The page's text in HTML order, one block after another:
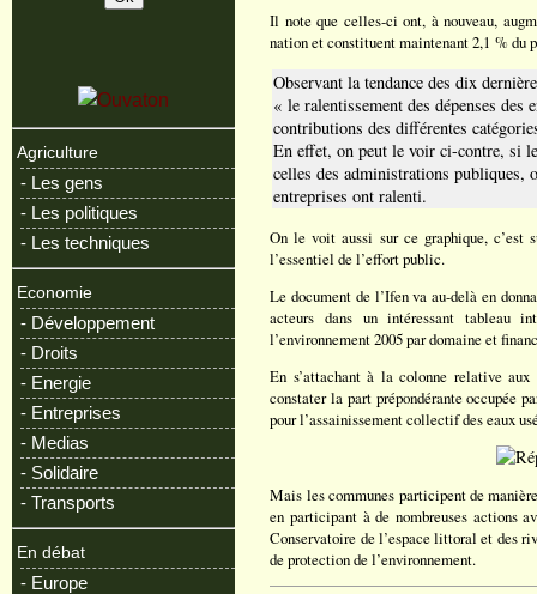
Agriculture
- Les gens
- Les politiques
- Les techniques
Economie
- Développement
- Droits
- Energie
- Entreprises
- Medias
- Solidaire
- Transports
En débat
- Europe
Il note que celles-ci ont, à nouveau,
nation et constituent maintenant 2,1 % du
Observant la tendance des dix
« le ralentissement des dépenses
contributions des différentes
En effet, on peut le voir ci-contre, si
celles des administrations publiques,
entreprises ont ralenti.
On le voit aussi sur ce graphique, c’est
l’essentiel de l’effort public.
Le document de l’Ifen va au-delà en
acteurs dans un intéressant tableau
l’environnement 2005 par domaine et
En s’attachant à la colonne relative
constater la part prépondérante occupée
pour l’assainissement collectif des eaux
Mais les communes participent de
en participant à de nombreuses actions
Conservatoire de l’espace littoral et des
de protection de l’environnement.